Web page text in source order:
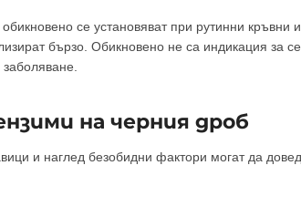
се установяват при рутинни кръвни
бързо. Обикновено не са индикация за
на черния дроб
и наглед безобидни фактори могат да